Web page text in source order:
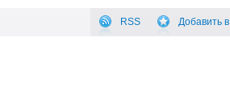
RSS Добавить